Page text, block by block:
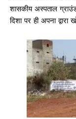
शासकीय अस्पताल
दिशा पर ही अपना